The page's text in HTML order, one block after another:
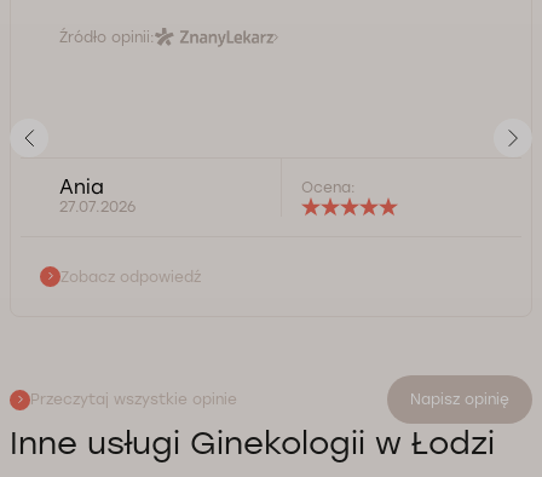
Źródło opinii:
Ania
27.07.2026
Ocena:
Zobacz odpowiedź
Przeczytaj wszystkie opinie Napisz opinię
Inne usługi Ginekologii w Łodzi